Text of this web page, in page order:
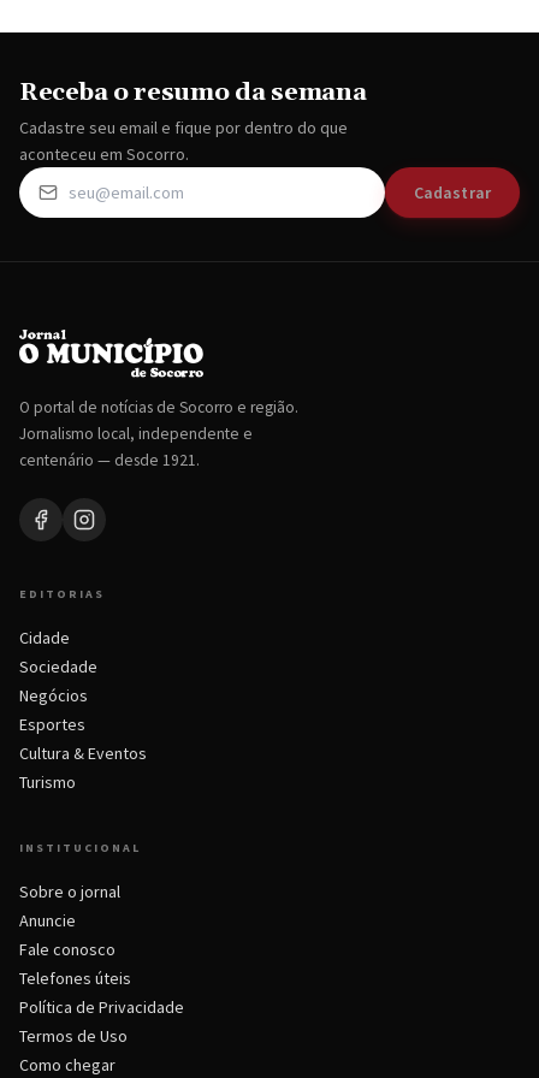
Receba o resumo da semana
Cadastre seu email e fique por dentro do que
aconteceu em Socorro.
Cadastrar
O portal de notícias de Socorro e região.
Jornalismo local, independente e
centenário — desde 1921.
EDITORIAS
Cidade
Sociedade
Negócios
Esportes
Cultura & Eventos
Turismo
INSTITUCIONAL
Sobre o jornal
Anuncie
Fale conosco
Telefones úteis
Política de Privacidade
Termos de Uso
Como chegar